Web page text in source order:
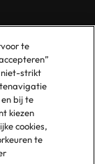
te
niet-strikt
bij te
kiezen
cookies,
te